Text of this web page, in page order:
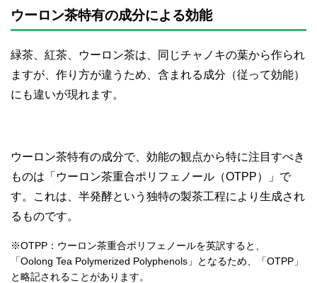
ウーロン茶特有の成分による効能
緑茶、紅茶、ウーロン茶は、同じチャノキの葉から作られ
ますが、作り方が違うため、含まれる成分（従って効能）
にも違いが現れます。
ウーロン茶特有の成分で、効能の観点から特に注目すべき
ものは「ウーロン茶重合ポリフェノール（OTPP）」で
す。これは、半発酵という独特の製茶工程により生成され
るものです。
※OTPP：ウーロン茶重合ポリフェノールを英訳すると、
「Oolong Tea Polymerized Polyphenols」となるため、「OTPP」
と略記されることがあります。